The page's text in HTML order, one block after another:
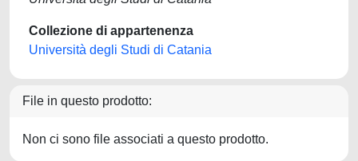
Collezione di appartenenza
Università degli Studi di Catania
File in questo prodotto:
Non ci sono file associati a questo prodotto.